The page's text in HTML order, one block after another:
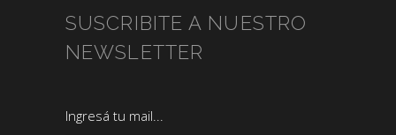
SUSCRIBITE A NUESTRO
NEWSLETTER